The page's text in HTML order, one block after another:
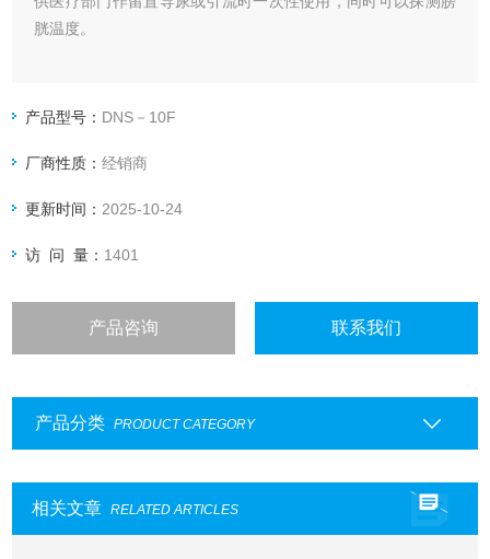
胱温度。
产品型号： DNS－10F
厂商性质：经销商
更新时间： 2025-10-24
访 问 量： 1401
产品咨询 联系我们
产品分类 PRODUCT CATEGORY
相关文章 RELATED ARTICLES